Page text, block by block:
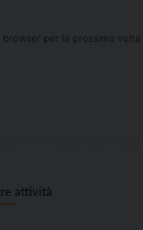
per la prossima
attività